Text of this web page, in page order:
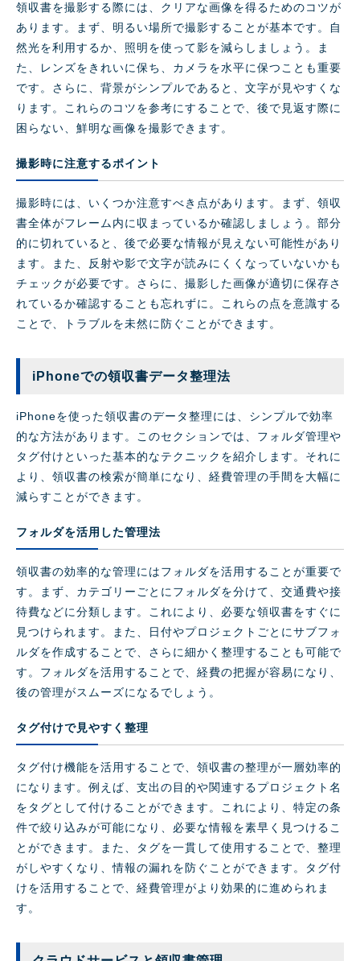
領収書を撮影する際には、クリアな画像を得るためのコツが
あります。まず、明るい場所で撮影することが基本です。自
然光を利用するか、照明を使って影を減らしましょう。ま
た、レンズをきれいに保ち、カメラを水平に保つことも重要
です。さらに、背景がシンプルであると、文字が見やすくな
ります。これらのコツを参考にすることで、後で見返す際に
困らない、鮮明な画像を撮影できます。
撮影時に注意するポイント
撮影時には、いくつか注意すべき点があります。まず、領収
書全体がフレーム内に収まっているか確認しましょう。部分
的に切れていると、後で必要な情報が見えない可能性があり
ます。また、反射や影で文字が読みにくくなっていないかも
チェックが必要です。さらに、撮影した画像が適切に保存さ
れているか確認することも忘れずに。これらの点を意識する
ことで、トラブルを未然に防ぐことができます。
iPhoneでの領収書データ整理法
iPhoneを使った領収書のデータ整理には、シンプルで効率
的な方法があります。このセクションでは、フォルダ管理や
タグ付けといった基本的なテクニックを紹介します。それに
より、領収書の検索が簡単になり、経費管理の手間を大幅に
減らすことができます。
フォルダを活用した管理法
領収書の効率的な管理にはフォルダを活用することが重要で
す。まず、カテゴリーごとにフォルダを分けて、交通費や接
待費などに分類します。これにより、必要な領収書をすぐに
見つけられます。また、日付やプロジェクトごとにサブフォ
ルダを作成することで、さらに細かく整理することも可能で
す。フォルダを活用することで、経費の把握が容易になり、
後の管理がスムーズになるでしょう。
タグ付けで見やすく整理
タグ付け機能を活用することで、領収書の整理が一層効率的
になります。例えば、支出の目的や関連するプロジェクト名
をタグとして付けることができます。これにより、特定の条
件で絞り込みが可能になり、必要な情報を素早く見つけるこ
とができます。また、タグを一貫して使用することで、整理
がしやすくなり、情報の漏れを防ぐことができます。タグ付
けを活用することで、経費管理がより効果的に進められま
す。